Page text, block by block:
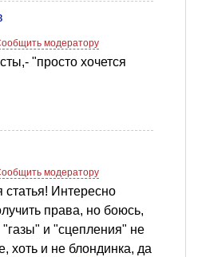
модератору
"просто хочется
модератору
статья! Интересно
права, но боюсь,
"газы" и "сцепления" не
хоть и не блондинка, да